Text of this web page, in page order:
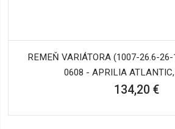
REMEŇ VARIÁTORA (1007-26.6-
0608 - APRILIA
134,20 €